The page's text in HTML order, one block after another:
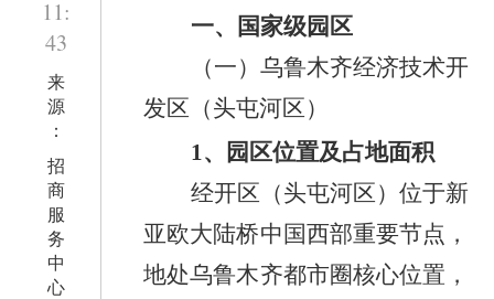
11:
43
来
源
：
招
商
服
务
中
心
一、国家级园区
（一）乌鲁木齐经济技术开
发区（头屯河区）
1 、 园 区位置及占地面积
经开区（头屯河区）位于新
亚欧大陆桥中国西部重要节点，
地处乌鲁木齐都市圈核心位置 ，